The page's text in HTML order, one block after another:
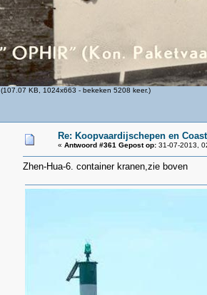
(107.07 KB, 1024x663 - bekeken 5208 keer.)
Re: Koopvaardijschepen en
« Antwoord #361 Gepost op: 31-07-2013,
Zhen-Hua-6. container kranen,zie boven